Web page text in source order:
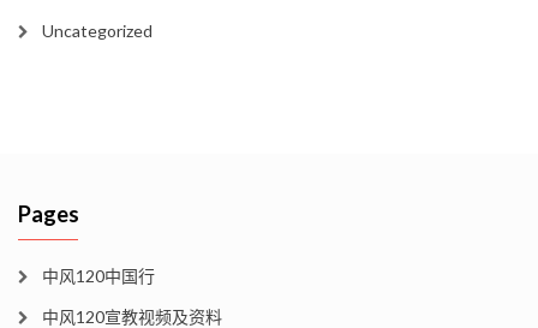
Uncategorized
Pages
中风120中国行
中风120宣教视频及资料